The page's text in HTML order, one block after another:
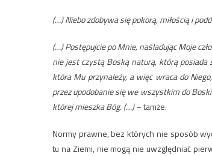
(…) Niebo zdobywa się pokorą, miłością i
(…) Postępujcie po Mnie, naśladując Moje
nie jest czystą Boską naturą, którą
która Mu przynależy, a więc wraca do
przez upodobanie się we wszystkim do
której mieszka Bóg. (…)– tamże.
Normy prawne, bez których nie sposób
tu na Ziemi, nie mogą nie uwzględniać